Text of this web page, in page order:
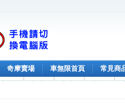
奇摩賣場 車無限首頁 常見商